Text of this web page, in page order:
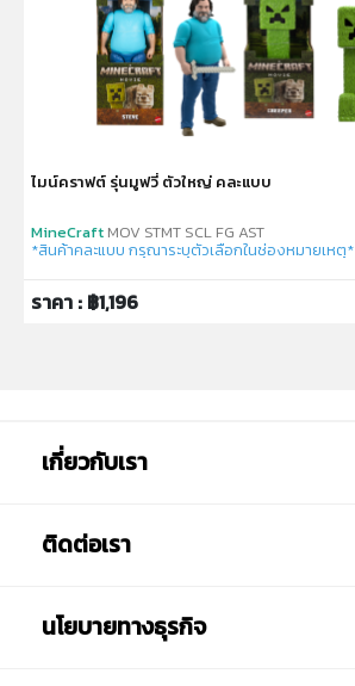
ไมน์คราฟต์ รุ่นมูฟวี่ ตัวใหญ่ คละแบบ
MineCraft MOV STMT SCL FG AST
*สินค้าคละแบบ กรุณาระบุตัวเลือกในช่องหมายเหตุ*
ราคา : ฿1,196
เกี่ยวกับเรา
ติดต่อเรา
นโยบายทางธุรกิจ